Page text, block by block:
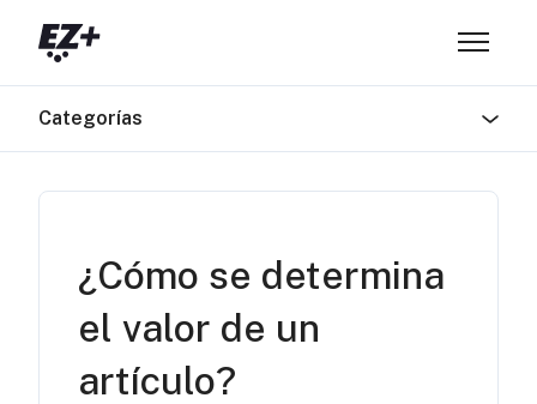
Abrir/
Categorías
¿Cómo se determina
el valor de un
artículo?